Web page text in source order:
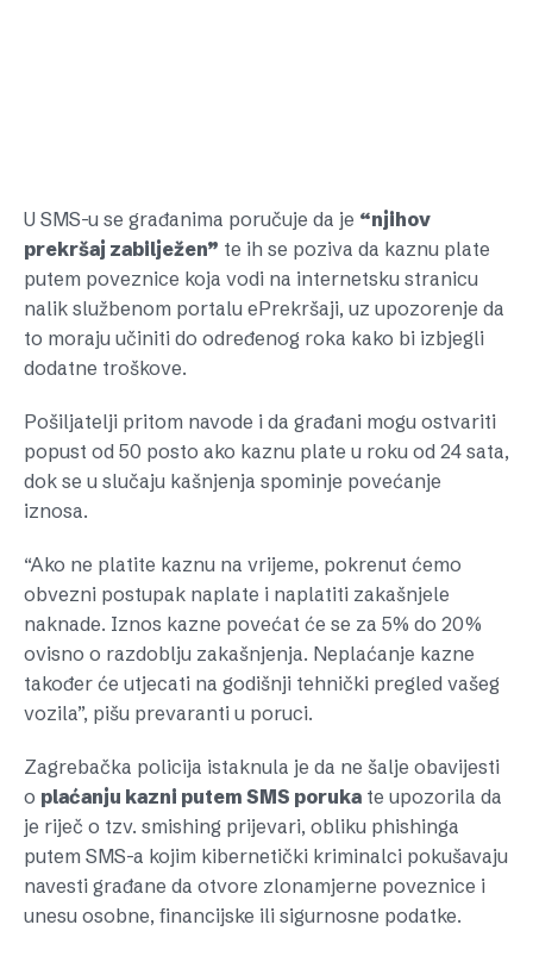
U SMS-u se građanima poručuje da je “njihov
prekršaj zabilježen” te ih se poziva da kaznu plate
putem poveznice koja vodi na internetsku stranicu
nalik službenom portalu ePrekršaji, uz upozorenje da
to moraju učiniti do određenog roka kako bi izbjegli
dodatne troškove.
Pošiljatelji pritom navode i da građani mogu ostvariti
popust od 50 posto ako kaznu plate u roku od 24 sata,
dok se u slučaju kašnjenja spominje povećanje
iznosa.
“Ako ne platite kaznu na vrijeme, pokrenut ćemo
obvezni postupak naplate i naplatiti zakašnjele
naknade. Iznos kazne povećat će se za 5% do 20%
ovisno o razdoblju zakašnjenja. Neplaćanje kazne
također će utjecati na godišnji tehnički pregled vašeg
vozila”, pišu prevaranti u poruci.
Zagrebačka policija istaknula je da ne šalje obavijesti
o plaćanju kazni putem SMS poruka te upozorila da
je riječ o tzv. smishing prijevari, obliku phishinga
putem SMS-a kojim kibernetički kriminalci pokušavaju
navesti građane da otvore zlonamjerne poveznice i
unesu osobne, financijske ili sigurnosne podatke.